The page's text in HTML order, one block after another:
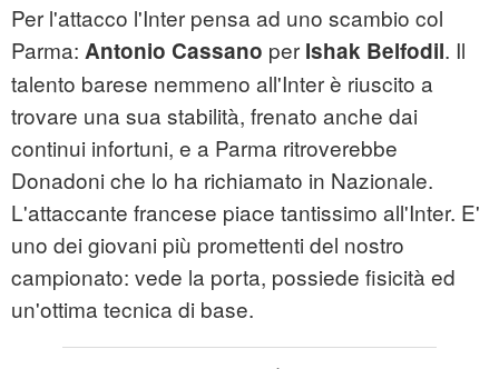
Per l'attacco l'Inter pensa ad uno scambio col
Parma: Antonio Cassano per Ishak Belfodil. Il
talento barese nemmeno all'Inter è riuscito a
trovare una sua stabilità, frenato anche dai
continui infortuni, e a Parma ritroverebbe
Donadoni che lo ha richiamato in Nazionale.
L'attaccante francese piace tantissimo all'Inter. E'
uno dei giovani più promettenti del nostro
campionato: vede la porta, possiede fisicità ed
un'ottima tecnica di base.